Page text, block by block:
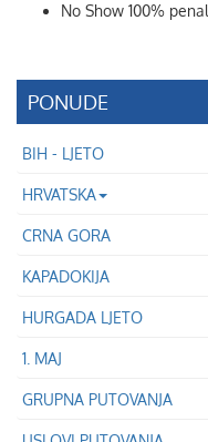
No Show 100%
PONUDE
BIH - LJETO
HRVATSKA
CRNA GORA
KAPADOKIJA
HURGADA LJETO
1. MAJ
GRUPNA PUTOVANJA